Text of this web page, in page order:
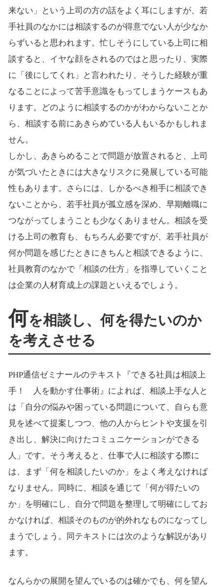
来ない」という上司の方の話をよく耳にしますが、若
手社員のなかには相談するのが得意でない人が少なか
らずいると思われます。忙しそうにしている上司に相
談すると、イヤな顔をされるのではと思ったり、実際
に「後にしてくれ」と言われたり、そうした経験が重
なることによって苦手意識をもってしまうケースもあ
ります。どのように相談するのかがわからないことか
ら、相談する前にあきらめている人もいるかもしれま
せん。
しかし、あきらめることで問題が放置されると、上司
が気づいたときには大きなリスクに発展している可能
性もあります。さらには、しかるべき相手に相談でき
ないことから、若手社員が孤立感を深め、早期離職に
つながってしまうことも少なくありません。相談を受
ける上司の教育も、もちろん必要ですが、若手社員が
何か問題を感じたときにきちんと相談できるように、
社員教育のなかで「相談の仕方」を指導していくこと
は企業の人材育成上の課題といえるでしょう。
何を相談し、何を得たいのか
を考えさせる
PHP通信ゼミナールのテキスト『できる社員は相談上
手！ 人を動かす仕事術』によれば、相談上手な人と
は「自分の悩みや困っている問題について、自らも意
見を述べて提案しつつ、他の人からヒントや支援を引
き出し、解決に向けたコミュニケーションができる
人」です。そう考えると、仕事で人に相談する際に
は、まず「何を相談したいのか」をよく考えなければ
なりません。同時に、相談を通じて「何が得たいの
か」を明確にし、自分で問題を整理して明確にしてお
かなければ、相談そのものが的外れなものになってし
まうでしょう。同テキストには次のような解説があり
ます。
なんらかの展開を望んでいるのは確かでも、何を望ん